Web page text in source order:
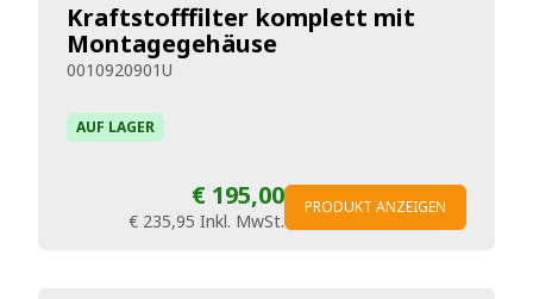
Kraftstofffilter komplett mit
Montagegehäuse
0010920901U
AUF LAGER
€ 195,00
€ 235,95 Inkl. MwSt.
PRODUKT ANZEIGEN